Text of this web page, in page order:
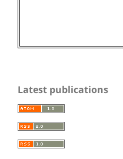
Latest publications